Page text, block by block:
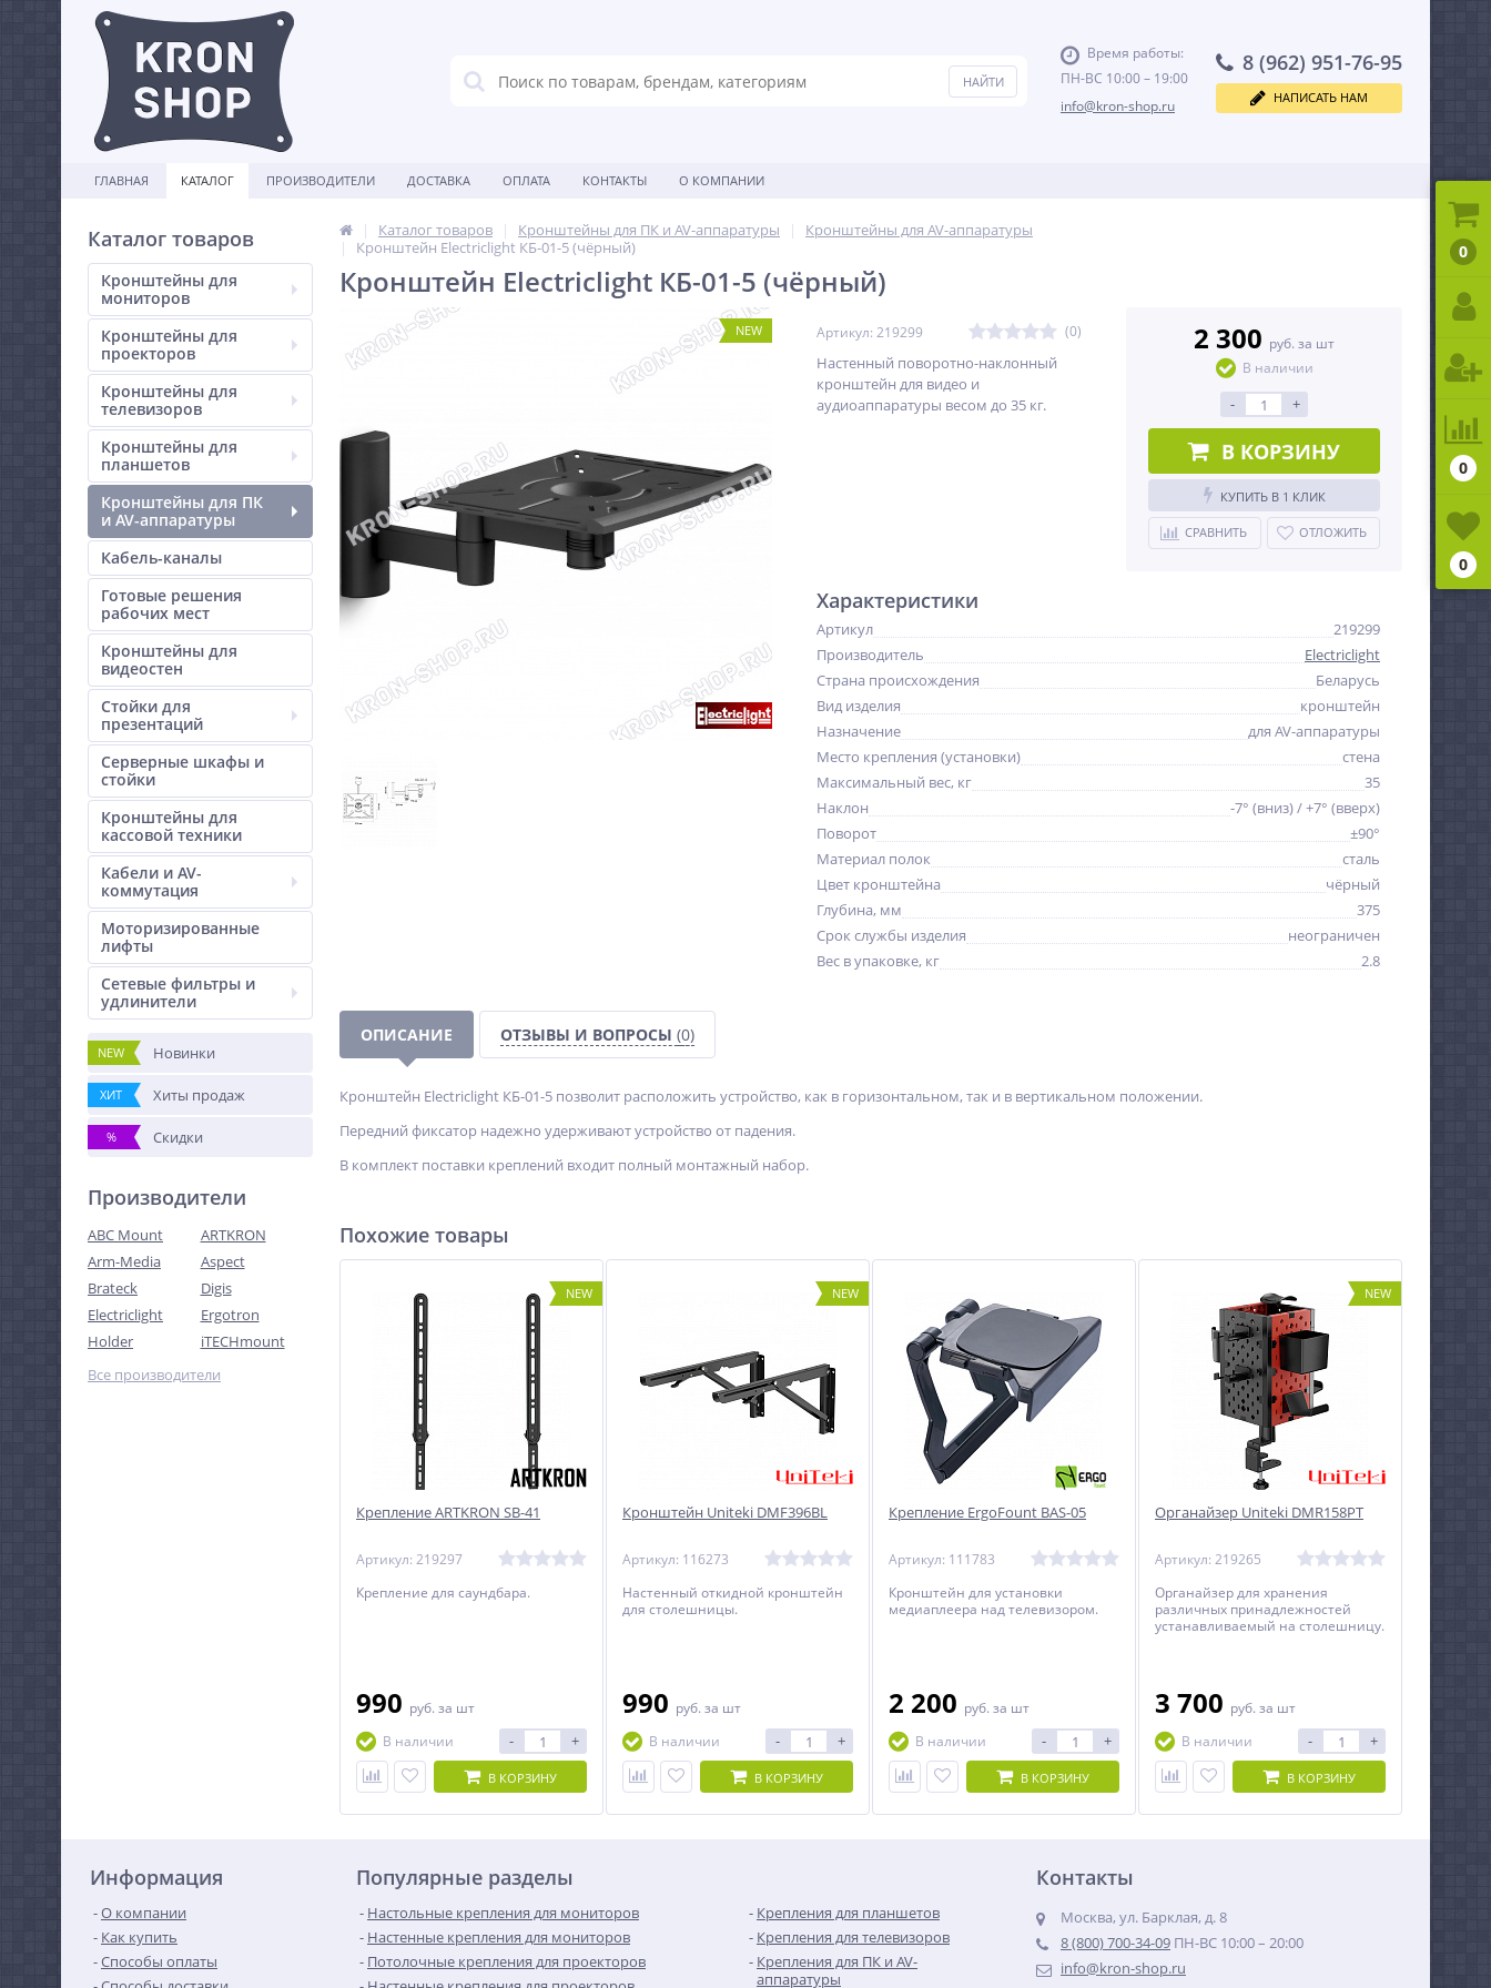
Время работы:
ПН-ВС 10:00 – 19:00
info@kron-shop.ru
8 (962) 951-76-95
НАПИСАТЬ НАМ
ГЛАВНАЯ КАТАЛОГ ПРОИЗВОДИТЕЛИ ДОСТАВКА ОПЛАТА КОНТАКТЫ О КОМПАНИИ
Каталог товаров
Кронштейны для
мониторов
Кронштейны для
проекторов
Кронштейны для
телевизоров
Кронштейны для
планшетов
Кронштейны для ПК
и AV-аппаратуры
Кабель-каналы
Готовые решения
рабочих мест
Кронштейны для
видеостен
Стойки для
презентаций
Серверные шкафы и
стойки
Кронштейны для
кассовой техники
Кабели и AV-
коммутация
Моторизированные
лифты
Сетевые фильтры и
удлинители
NEW Новинки
ХИТ Хиты продаж
% Скидки
Производители
ABC Mount
ARTKRON
Arm-Media
Aspect
Brateck
Digis
Electriclight
Ergotron
Holder
iTECHmount
Все производители
Каталог товаров Кронштейны для ПК и AV-аппаратуры
Кронштейны для AV-аппаратуры
Кронштейн Electriclight КБ-01-5 (чёрный)
Кронштейн Electriclight КБ-01-5 (чёрный)
NEW Артикул: 219299 (0)
Настенный поворотно-наклонный
кронштейн для видео и
аудиоаппаратуры весом до 35 кг.
2 300 руб. за шт
В наличии
- +
В КОРЗИНУ
КУПИТЬ В 1 КЛИК
СРАВНИТЬ ОТЛОЖИТЬ
Характеристики
Артикул
219299
Производитель
Electriclight
Страна происхождения
Беларусь
Вид изделия
кронштейн
Назначение
для AV-аппаратуры
Место крепления (установки)
стена
Максимальный вес, кг
35
Наклон
-7° (вниз) / +7° (вверх)
Поворот
±90°
Материал полок
сталь
Цвет кронштейна
чёрный
Глубина, мм
375
Срок службы изделия
неограничен
Вес в упаковке, кг
2.8
ОПИСАНИЕ ОТЗЫВЫ И ВОПРОСЫ (0)
Кронштейн Electriclight КБ-01-5 позволит расположить устройство, как в горизонтальном, так и в вертикальном положении.
Передний фиксатор надежно удерживают устройство от падения.
В комплект поставки креплений входит полный монтажный набор.
Похожие товары
NEW
Крепление ARTKRON SB-41
Артикул: 219297
Крепление для саундбара.
990 руб. за шт
В наличии
- +
В КОРЗИНУ
NEW
Кронштейн Uniteki DMF396BL
Артикул: 116273
Настенный откидной кронштейн
для столешницы.
990 руб. за шт
В наличии
- +
В КОРЗИНУ
Крепление ErgoFount BAS-05
Артикул: 111783
Кронштейн для установки
медиаплеера над телевизором.
2 200 руб. за шт
В наличии
- +
В КОРЗИНУ
NEW
Органайзер Uniteki DMR158PT
Артикул: 219265
Органайзер для хранения
различных принадлежностей
устанавливаемый на столешницу.
3 700 руб. за шт
В наличии
- +
В КОРЗИНУ
Информация
О компании
Как купить
Способы оплаты
Популярные разделы
Настольные крепления для мониторов
Настенные крепления для мониторов
Потолочные крепления для проекторов
Крепления для планшетов
Крепления для телевизоров
Крепления для ПК и AV-
аппаратуры
Контакты
Москва, ул. Барклая, д. 8
8 (800) 700-34-09 ПН-ВС 10:00 – 20:00
info@kron-shop.ru
0
0
0